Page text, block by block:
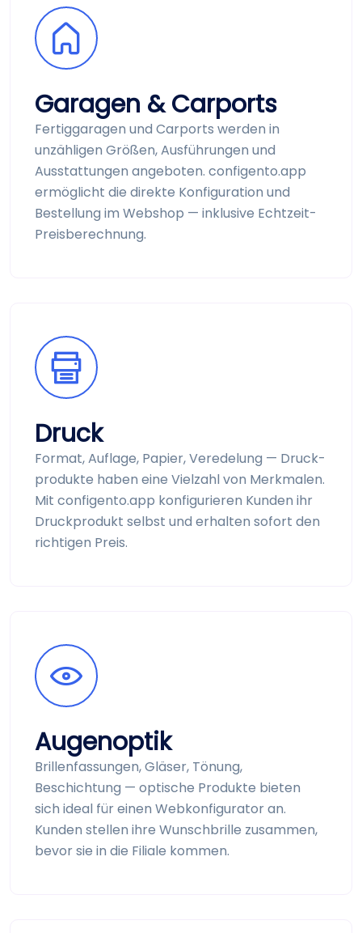
Garagen & Carports
Fertig­garagen und Carports werden in
unzähligen Größen, Ausführungen und
Ausstattungen angeboten. configento.app
ermöglicht die direkte Konfiguration und
Bestellung im Web­shop — inklusive Echtzeit-
Preis­berechnung.
Druck
Format, Auflage, Papier, Veredelung — Druck­
produkte haben eine Vielzahl von Merkmalen.
Mit configento.app konfigurieren Kunden ihr
Druck­produkt selbst und erhalten sofort den
richtigen Preis.
Augenoptik
Brillen­fassungen, Gläser, Tönung,
Beschichtung — optische Produkte bieten
sich ideal für einen Web­konfigurator an.
Kunden stellen ihre Wunsch­brille zusammen,
bevor sie in die Filiale kommen.